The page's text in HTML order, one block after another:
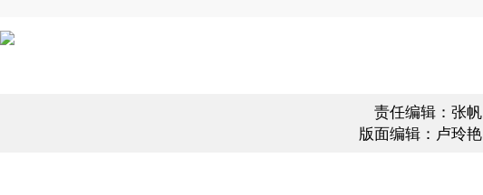
责任编辑：张帆
版面编辑：卢玲艳